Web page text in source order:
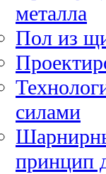
металла
Пол из
силами
принцип